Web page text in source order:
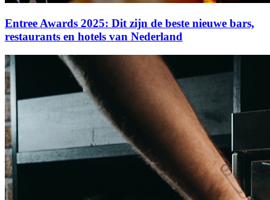
Entree Awards 2025: Dit zijn de beste nieuwe bars,
restaurants en hotels van Nederland